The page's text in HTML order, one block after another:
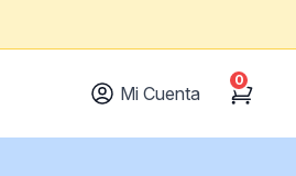
Mi Cuenta Cart
0